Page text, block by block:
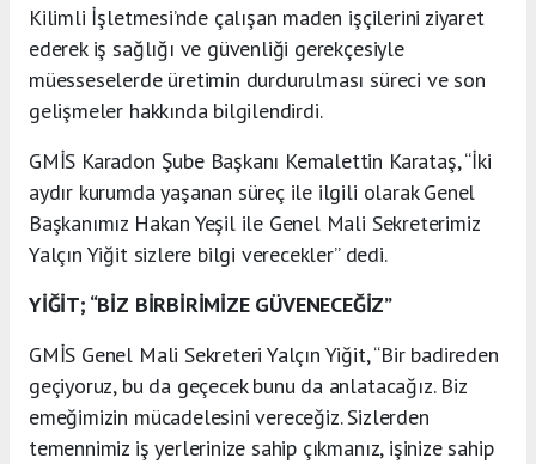
Kilimli İşletmesi’nde çalışan maden işçilerini ziyaret
ederek iş sağlığı ve güvenliği gerekçesiyle
müesseselerde üretimin durdurulması süreci ve son
gelişmeler hakkında bilgilendirdi.
GMİS Karadon Şube Başkanı Kemalettin Karataş, “İki
aydır kurumda yaşanan süreç ile ilgili olarak Genel
Başkanımız Hakan Yeşil ile Genel Mali Sekreterimiz
Yalçın Yiğit sizlere bilgi verecekler” dedi.
YİĞİT; “BİZ BİRBİRİMİZE GÜVENECEĞİZ”
GMİS Genel Mali Sekreteri Yalçın Yiğit, “Bir badireden
geçiyoruz, bu da geçecek bunu da anlatacağız. Biz
emeğimizin mücadelesini vereceğiz. Sizlerden
temennimiz iş yerlerinize sahip çıkmanız, işinize sahip